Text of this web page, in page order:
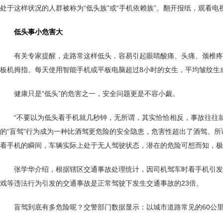
处于这样状况的人群被称为“低头族”或“手机依赖族”。翻开报纸，观看
低头事小危害大
有关专家提醒，走路常这样低头，容易引起眼睛酸痛、头痛、颈椎
板机拇指。每天使用智能手机或平板电脑超过8小时的女生，平均皱纹
健康只是“低头”的危害之一，安全问题更是不容小觑。
“不要以为低头看手机就几秒钟，无所谓，其实恰恰相反，事故往
的“盲驾”行为成为一种比酒驾更危险的安全隐患，危害性超出了酒驾。
看手机的瞬间，车辆实际上处于无人驾驶状态，潜在的危险可想而知，
张学华介绍，根据辖区交通事故处理统计，因司机驾车时看手机引
戏等违法行为引发的交通事故是正常驾驶下发生交通事故的23倍。
盲驾到底有多危险呢？交警部门数据显示：以城市道路常见的60